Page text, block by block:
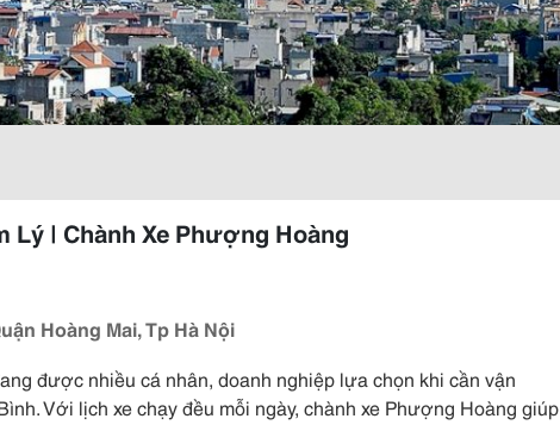
Lý | Chành Xe Phượng Hoàng
Hoàng Mai, Tp Hà Nội
được nhiều cá nhân, doanh nghiệp lựa chọn khi cần vận
Với lịch xe chạy đều mỗi ngày, chành xe Phượng Hoàng giúp